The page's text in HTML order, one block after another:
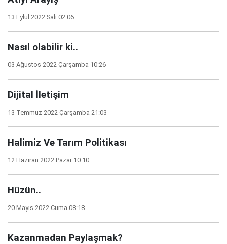
13 Eylül 2022 Salı 02:06
Nasıl olabilir ki..
03 Ağustos 2022 Çarşamba 10:26
Dijital İletişim
13 Temmuz 2022 Çarşamba 21:03
Halimiz Ve Tarım Politikası
12 Haziran 2022 Pazar 10:10
Hüzün..
20 Mayıs 2022 Cuma 08:18
Kazanmadan Paylaşmak?